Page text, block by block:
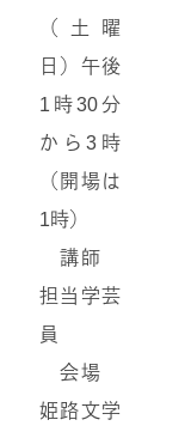
（土曜
日）午後
1時30分
から3時
（開場は
1時）
講師
担当学芸
員
会場
姫路文学